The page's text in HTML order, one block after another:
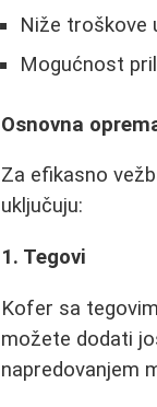
Niže troškove
Mogućnost
Osnovna
Za efikasno
uključuju:
1. Tegovi
Kofer sa
možete dodati
napredovanjem